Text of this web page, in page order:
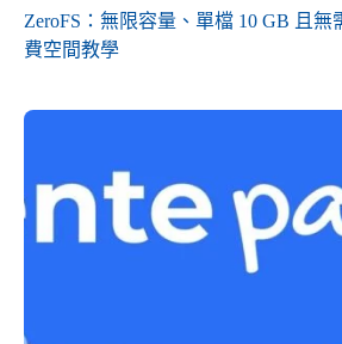
ZeroFS：無限容量、單檔 10 GB 且無
費空間教學